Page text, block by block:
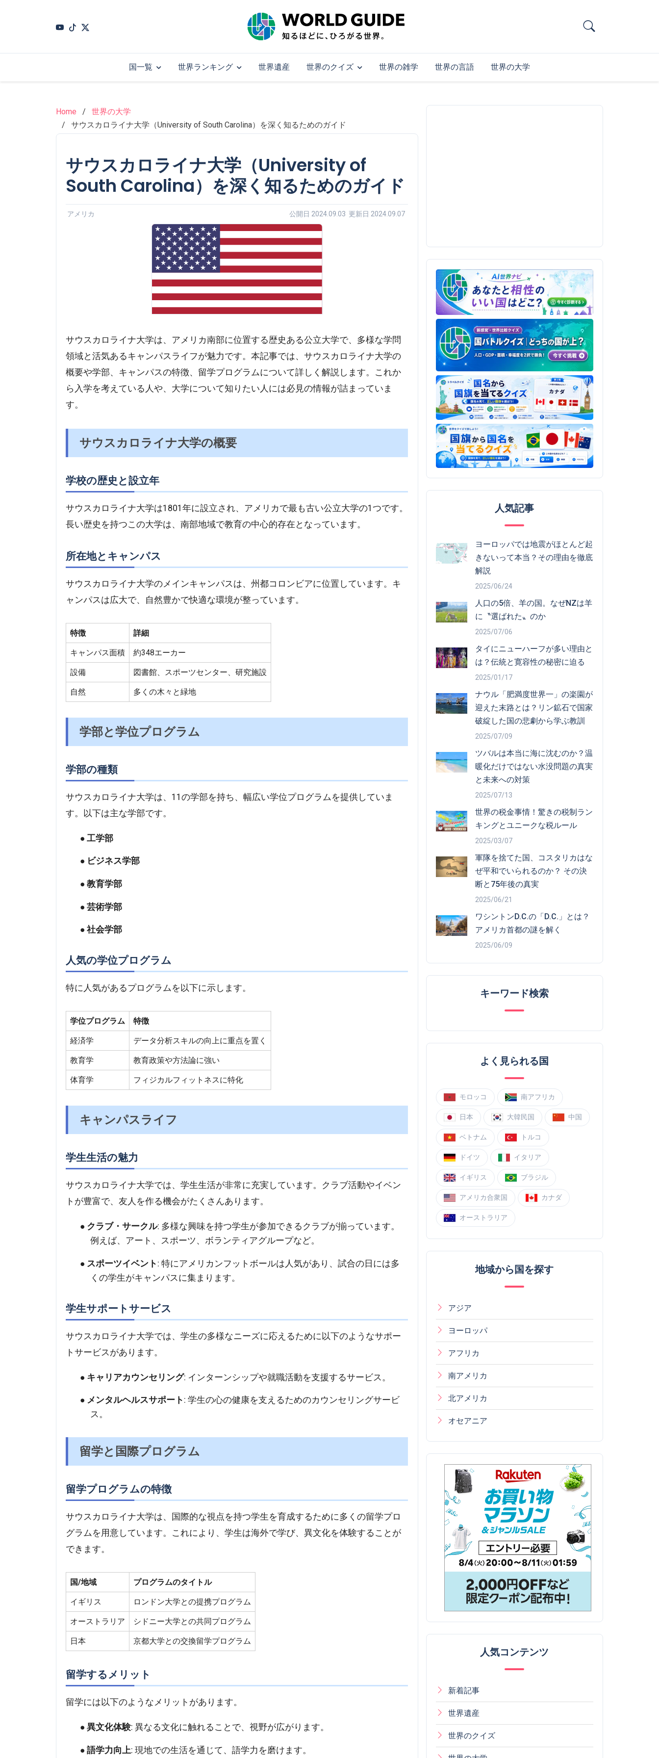
国一覧 世界ランキング 世界遺産 世界のクイズ 世界の雑学 世界の言語 世界の大学
Home
世界の大学
サウスカロライナ大学（University of South Carolina）を深く知るためのガイド
サウスカロライナ大学（University of
South Carolina）を深く知るためのガイド
アメリカ 公開日 2024.09.03 更新日 2024.09.07
サウスカロライナ大学は、アメリカ南部に位置する歴史ある公立大学で、多様な学問
領域と活気あるキャンパスライフが魅力です。本記事では、サウスカロライナ大学の
概要や学部、キャンパスの特徴、留学プログラムについて詳しく解説します。これか
ら入学を考えている人や、大学について知りたい人には必見の情報が詰まっていま
す。
サウスカロライナ大学の概要
学校の歴史と設立年
サウスカロライナ大学は1801年に設立され、アメリカで最も古い公立大学の1つです。
長い歴史を持つこの大学は、南部地域で教育の中心的存在となっています。
所在地とキャンパス
サウスカロライナ大学のメインキャンパスは、州都コロンビアに位置しています。キ
ャンパスは広大で、自然豊かで快適な環境が整っています。
特徴 詳細
キャンパス面積 約348エーカー
設備 図書館、スポーツセンター、研究施設
自然 多くの木々と緑地
学部と学位プログラム
学部の種類
サウスカロライナ大学は、11の学部を持ち、幅広い学位プログラムを提供していま
す。以下は主な学部です。
工学部
ビジネス学部
教育学部
芸術学部
社会学部
人気の学位プログラム
特に人気があるプログラムを以下に示します。
学位プログラム 特徴
経済学 データ分析スキルの向上に重点を置く
教育学 教育政策や方法論に強い
体育学 フィジカルフィットネスに特化
キャンパスライフ
学生生活の魅力
サウスカロライナ大学では、学生生活が非常に充実しています。クラブ活動やイベン
トが豊富で、友人を作る機会がたくさんあります。
クラブ・サークル: 多様な興味を持つ学生が参加できるクラブが揃っています。
例えば、アート、スポーツ、ボランティアグループなど。
スポーツイベント : 特にアメリカンフットボールは人気があり、試合の日には多
くの学生がキャンパスに集まります。
学生サポートサービス
サウスカロライナ大学では、学生の多様なニーズに応えるために以下のようなサポー
トサービスがあります。
キャリアカウンセリング: インターンシップや就職活動を支援するサービス。
メンタルヘルスサポート : 学生の心の健康を支えるためのカウンセリングサービ
ス。
留学と国際プログラム
留学プログラムの特徴
サウスカロライナ大学は、国際的な視点を持つ学生を育成するために多くの留学プロ
グラムを用意しています。これにより、学生は海外で学び、異文化を体験することが
できます。
国/地域 プログラムのタイトル
イギリス ロンドン大学との提携プログラム
オーストラリア シドニー大学との共同プログラム
日本 京都大学との交換留学プログラム
留学するメリット
留学には以下のようなメリットがあります。
異文化体験: 異なる文化に触れることで、視野が広がります。
語学力向上: 現地での生活を通じて、語学力を磨けます。
人気記事
ヨーロッパでは地震がほとんど起
きないって本当？その理由を徹底
解説
2025/06/24
人口の5倍、羊の国。なぜNZは羊
に〝選ばれた〟のか
2025/07/06
タイにニューハーフが多い理由と
は？伝統と寛容性の秘密に迫る
2025/01/17
ナウル「肥満度世界一」の楽園が
迎えた末路とは？リン鉱石で国家
破綻した国の悲劇から学ぶ教訓
2025/07/09
ツバルは本当に海に沈むのか？温
暖化だけではない水没問題の真実
と未来への対策
2025/07/13
世界の税金事情！驚きの税制ラン
キングとユニークな税ルール
2025/03/07
軍隊を捨てた国、コスタリカはな
ぜ平和でいられるのか？ その決
断と75年後の真実
2025/06/21
ワシントンD.C.の「D.C.」とは？
アメリカ首都の謎を解く
2025/06/09
キーワード検索
よく見られる国
モロッコ 南アフリカ
日本 大韓民国 中国
ベトナム トルコ
ドイツ イタリア
イギリス ブラジル
アメリカ合衆国 カナダ
オーストラリア
地域から国を探す
アジア
ヨーロッパ
アフリカ
南アメリカ
北アメリカ
オセアニア
人気コンテンツ
新着記事
世界遺産
世界のクイズ